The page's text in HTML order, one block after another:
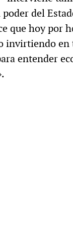
del
que hoy por
en
entender